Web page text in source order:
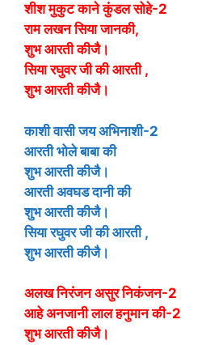
शीश मुकुट काने कुंडल सोहे-2
राम लखन सिया जानकी,
शुभ आरती कीजै।
सिया रघुवर जी की आरती ,
शुभ आरती कीजै।
काशी वासी जय अभिनाशी-2
आरती भोले बाबा की
शुभ आरती कीजै।
आरती अवघड दानी की
शुभ आरती कीजै।
सिया रघुवर जी की आरती ,
शुभ आरती कीजै।
अलख निरंजन असुर निकंजन-2
आहे अनजानी लाल हनुमान की-2
शुभ आरती कीजै।